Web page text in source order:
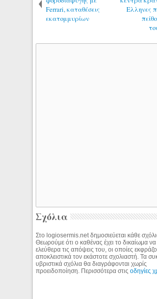
Ferrari, καταθέσεις
εκατομμυρίων
Ελληνες
Σχόλια
Στο logiosermis.net δημοσιεύεται κάθε
Θεωρούμε ότι ο καθένας έχει το δικαίωμα να
ελεύθερα τις απόψεις του, οι οποίες
αποκλειστικά τον εκάστοτε σχολιαστή. Τα
υβριστικά σχόλια θα διαγράφονται χωρίς
προειδοποίηση. Περισσότερα στιςοδηγίες